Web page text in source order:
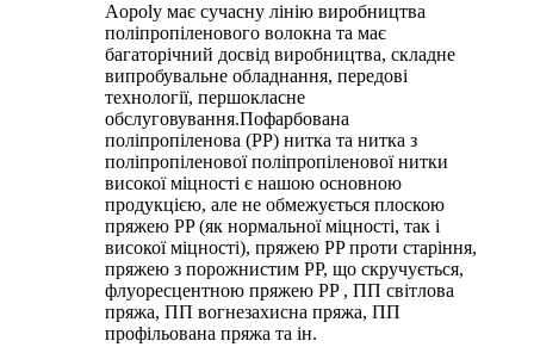
Aopoly має сучасну лінію виробництва
поліпропіленового волокна та має
багаторічний досвід виробництва, складне
випробувальне обладнання, передові
технології, першокласне
обслуговування.Пофарбована
поліпропіленова (PP) нитка та нитка з
поліпропіленової поліпропіленової нитки
високої міцності є нашою основною
продукцією, але не обмежується плоскою
пряжею PP (як нормальної міцності, так і
високої міцності), пряжею PP проти старіння,
пряжею з порожнистим PP, що скручується,
флуоресцентною пряжею PP , ПП світлова
пряжа, ПП вогнезахисна пряжа, ПП
профільована пряжа та ін.